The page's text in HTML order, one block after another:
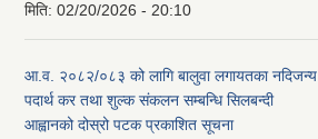
मिति: 02/20/2026 - 20:10
आ.व. २०८२/०८३ को लागि बालुवा लगायतका नदिजन्य
पदार्थ कर तथा शुल्क संकलन सम्बन्धि सिलबन्दी
आह्वानको दोस्रो पटक प्रकाशित सूचना